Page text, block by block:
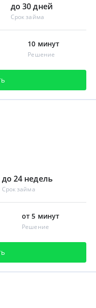
до 30 дней
Срок займа
10 минут
Решение
до 24 недель
Срок займа
от 5 минут
Решение